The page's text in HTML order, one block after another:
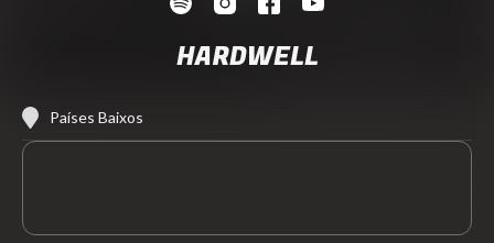
HARDWELL
Países Baixos